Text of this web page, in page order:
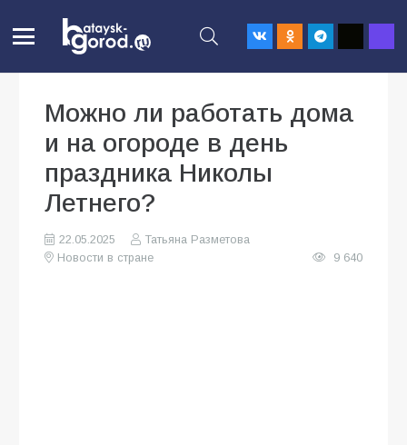
Можно ли работать дома
и на огороде в день
праздника Николы
Летнего?
22.05.2025
Татьяна Разметова
Новости в стране
9 640